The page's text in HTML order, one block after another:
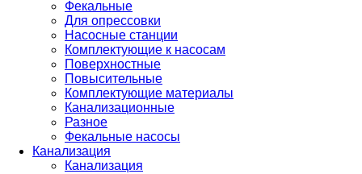
Фекальные
Для опрессовки
Насосные станции
Комплектующие к насосам
Поверхностные
Повысительные
Комплектующие материалы
Канализационные
Разное
Фекальные насосы
Канализация
Канализация